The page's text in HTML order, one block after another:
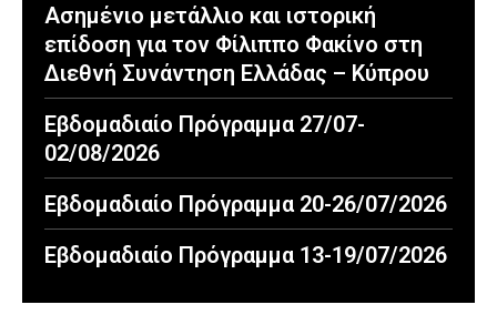
Ασημένιο μετάλλιο και ιστορική
επίδοση για τον Φίλιππο Φακίνο στη
Διεθνή Συνάντηση Ελλάδας – Κύπρου
Εβδομαδιαίο Πρόγραμμα 27/07-
02/08/2026
Εβδομαδιαίο Πρόγραμμα 20-26/07/2026
Εβδομαδιαίο Πρόγραμμα 13-19/07/2026